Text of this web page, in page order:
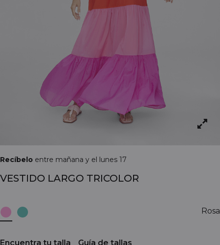
Recíbelo entre mañana y el lunes 17
VESTIDO LARGO TRICOLOR
Rosa
Encuentra tu talla Guía de tallas